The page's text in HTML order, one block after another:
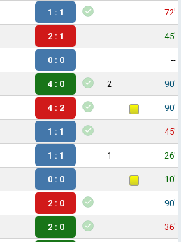
1 : 1 72'
2 : 1 45'
0 : 0 --
4 : 0 2 90'
4 : 2 90'
1 : 1 45'
1 : 1 1 26'
0 : 0 10'
2 : 0 90'
2 : 0 36'